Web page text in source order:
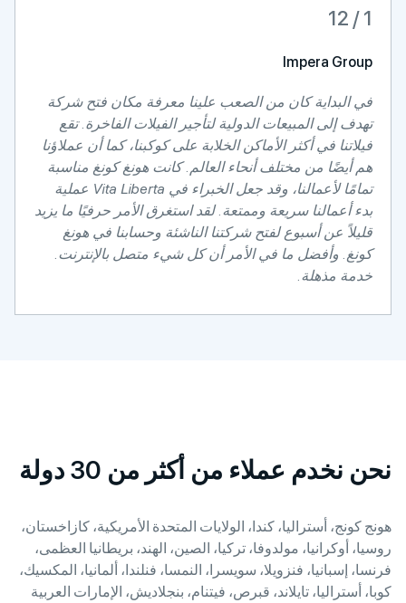
Impera
كان من الصعب علينا معرفة مكان فتح شركة
المبيعات الدولية لتأجير الفيلات الفاخرة. تقع
في أكثر الأماكن الخلابة على كوكبنا، كما أن عملاؤنا
من مختلف أنحاء العالم. كانت هونغ كونغ مناسبة
تمامًا لأعمالنا، وقد جعل الخبراء في Vita Liberta عملية
سريعة وممتعة. لقد استغرق الأمر حرفيًا ما يزيد
عن أسبوع لفتح شركتنا الناشئة وحسابنا في هونغ
وأفضل ما في الأمر أن كل شيء متصل بالإنترنت.
عملاء من أكثر من 30 دولة
أستراليا، كندا، الولايات المتحدة الأمريكية، كازاخستان،
مولدوفا، تركيا، الصين، الهند، بريطانيا العظمى،
فنزويلا، سويسرا، النمسا، فنلندا، ألمانيا، المكسيك،
تايلاند، قبرص، فيتنام، بنجلاديش، الإمارات العربية